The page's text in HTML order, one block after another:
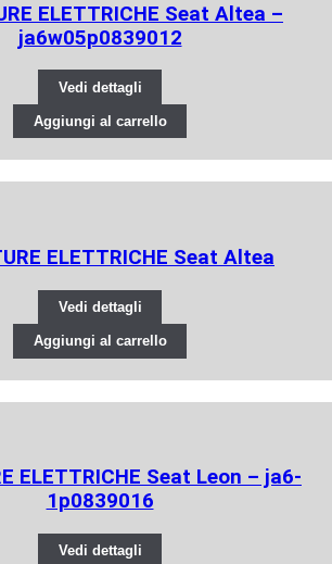
ELETTRICHE Seat Altea –
ja6w05p0839012
Vedi dettagli
Aggiungi al carrello
ELETTRICHE Seat Altea
Vedi dettagli
Aggiungi al carrello
ELETTRICHE Seat Leon – ja6-
1p0839016
Vedi dettagli